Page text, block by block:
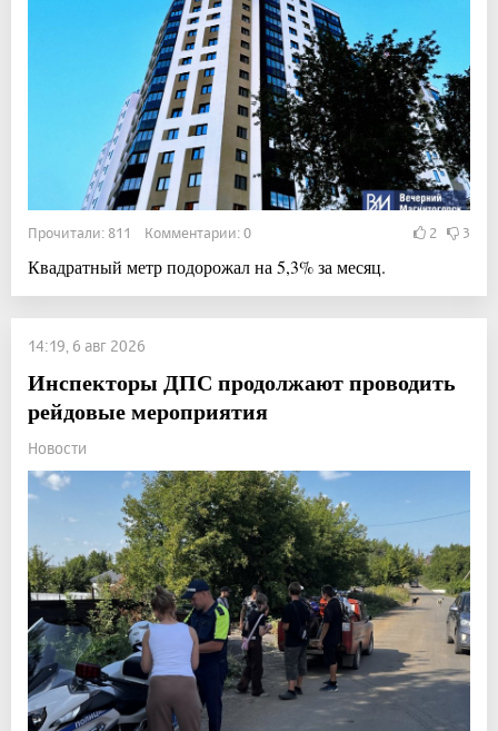
Прочитали: 811 Комментарии: 0 2 3
Квадратный метр подорожал на 5,3% за месяц.
14:19, 6 авг 2026
Инспекторы ДПС продолжают проводить
рейдовые мероприятия
Новости